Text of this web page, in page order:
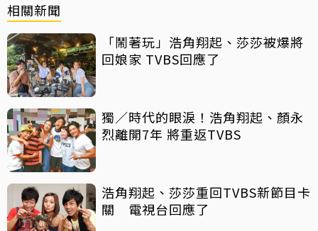
相關新聞
「鬧著玩」浩角翔起、莎莎被爆將
回娘家 TVBS回應了
獨／時代的眼淚！浩角翔起、顏永
烈離開7年 將重返TVBS
浩角翔起、莎莎重回TVBS新節目卡
關 電視台回應了